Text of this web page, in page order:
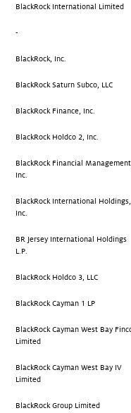
BlackRock International Limited
-
BlackRock, Inc.
BlackRock Saturn Subco, LLC
BlackRock Finance, Inc.
BlackRock Holdco 2, Inc.
BlackRock Financial Management,
Inc.
BlackRock International Holdings,
Inc.
BR Jersey International Holdings
L.P.
BlackRock Holdco 3, LLC
BlackRock Cayman 1 LP
BlackRock Cayman West Bay
Limited
BlackRock Cayman West Bay IV
Limited
BlackRock Group Limited